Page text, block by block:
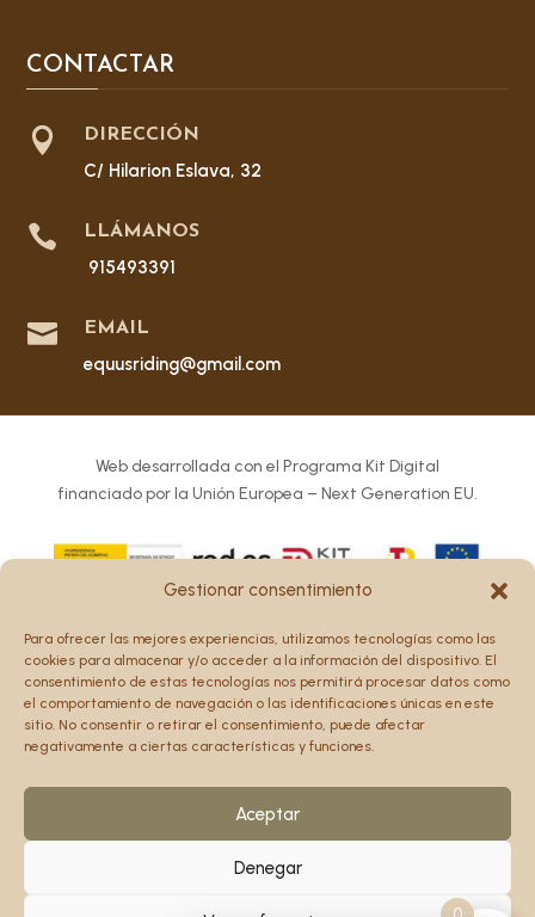
Gestionar consentimiento
Para ofrecer las mejores experiencias, utilizamos tecnologías como las
cookies para almacenar y/o acceder a la información del dispositivo. El
consentimiento de estas tecnologías nos permitirá procesar datos como
el comportamiento de navegación o las identificaciones únicas en este
sitio. No consentir o retirar el consentimiento, puede afectar
negativamente a ciertas características y funciones.
Aceptar
Denegar
CONTACTAR
 DIRECCIÓN
C/ Hilarion Eslava, 32
 LLÁMANOS
915493391
 EMAIL
equusriding@gmail.com
Web desarrollada con el Programa Kit Digital
financiado por la Unión Europea – Next Generation EU.
Los puntos de vista y las opiniones expresadas en la web
son únicamente los del autor o autores y no reflejan
necesariamente los de la Unión Europea o la Comisión
Europea.
Ni la Unión Europea ni la Comisión Europea pueden ser